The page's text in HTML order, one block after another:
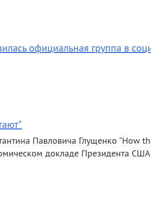
официальная группа в
Павловича Глущенко "How
докладе Президента